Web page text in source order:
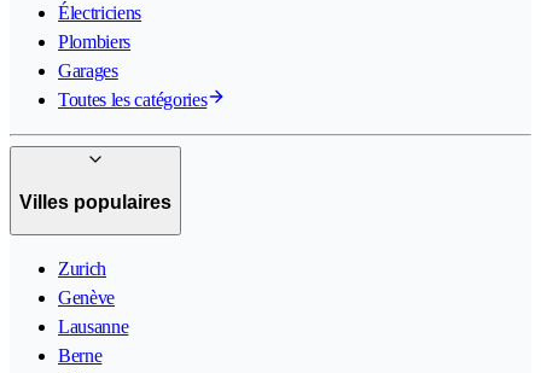
Électriciens
Plombiers
Garages
Toutes les catégories
Villes populaires
Zurich
Genève
Lausanne
Berne